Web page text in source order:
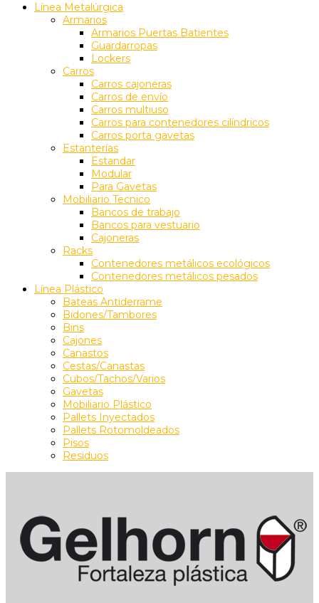
Línea Metalúrgica
Armarios
Armarios Puertas Batientes
Guardarropas
Lockers
Carros
Carros cajoneras
Carros de envío
Carros multiuso
Carros para contenedores cilíndricos
Carros porta gavetas
Estanterías
Estandar
Modular
Para Gavetas
Mobiliario Tecnico
Bancos de trabajo
Bancos para vestuario
Cajoneras
Racks
Contenedores metálicos ecológicos
Contenedores metálicos pesados
Línea Plástico
Bateas Antiderrame
Bidones/Tambores
Bins
Cajones
Canastos
Cestas/Canastas
Cubos/Tachos/Varios
Gavetas
Mobiliario Plástico
Pallets Inyectados
Pallets Rotomoldeados
Pisos
Residuos